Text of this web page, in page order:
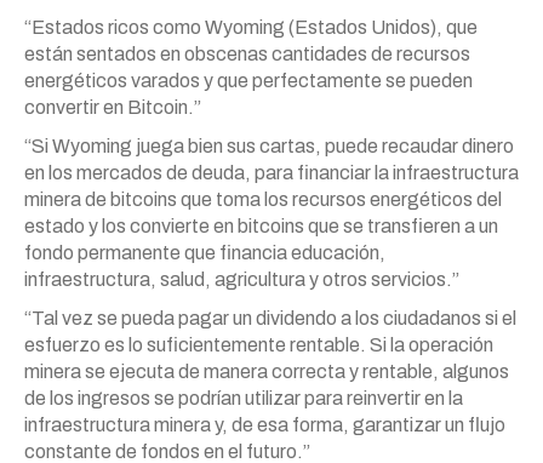
“Estados ricos como Wyoming (Estados Unidos), que
están sentados en obscenas cantidades de recursos
energéticos varados y que perfectamente se pueden
convertir en Bitcoin.”
“Si Wyoming juega bien sus cartas, puede recaudar dinero
en los mercados de deuda, para financiar la infraestructura
minera de bitcoins que toma los recursos energéticos del
estado y los convierte en bitcoins que se transfieren a un
fondo permanente que financia educación,
infraestructura, salud, agricultura y otros servicios.”
“Tal vez se pueda pagar un dividendo a los ciudadanos si el
esfuerzo es lo suficientemente rentable. Si la operación
minera se ejecuta de manera correcta y rentable, algunos
de los ingresos se podrían utilizar para reinvertir en la
infraestructura minera y, de esa forma, garantizar un flujo
constante de fondos en el futuro.”